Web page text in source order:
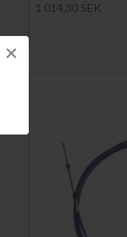
×
1 014,30 SEK